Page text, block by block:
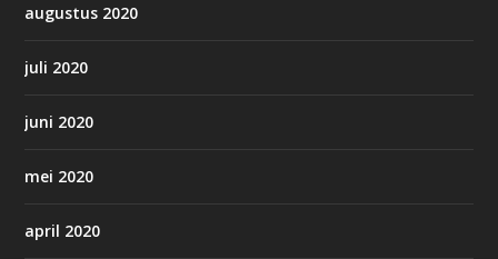
augustus 2020
juli 2020
juni 2020
mei 2020
april 2020